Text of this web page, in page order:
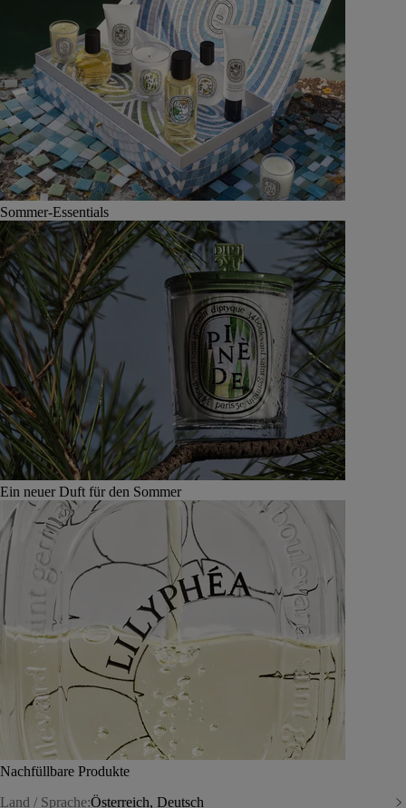
Sommer-Essentials
Ein neuer Duft für den Sommer
Nachfüllbare Produkte
Land / Sprache:Österreich, Deutsch